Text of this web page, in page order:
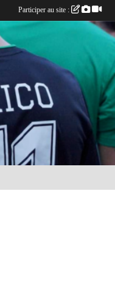
Participer au site :